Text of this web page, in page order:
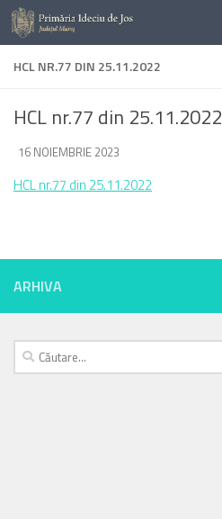
Skip to content
HCL NR.77 DIN 25.11.2022
HCL nr.77 din 25.11.2022
DE ·
16 NOIEMBRIE 2023
HCL nr.77 din 25.11.2022
ARHIVA
Caută
după: